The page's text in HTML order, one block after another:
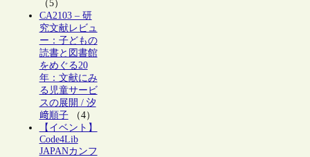
（5）
CA2103 – 研
究文献レビュ
ー：子どもの
読書と図書館
をめぐる20
年：文献にみ
る児童サービ
スの展開 / 汐
﨑順子（4）
【イベント】
Code4Lib
JAPANカンフ